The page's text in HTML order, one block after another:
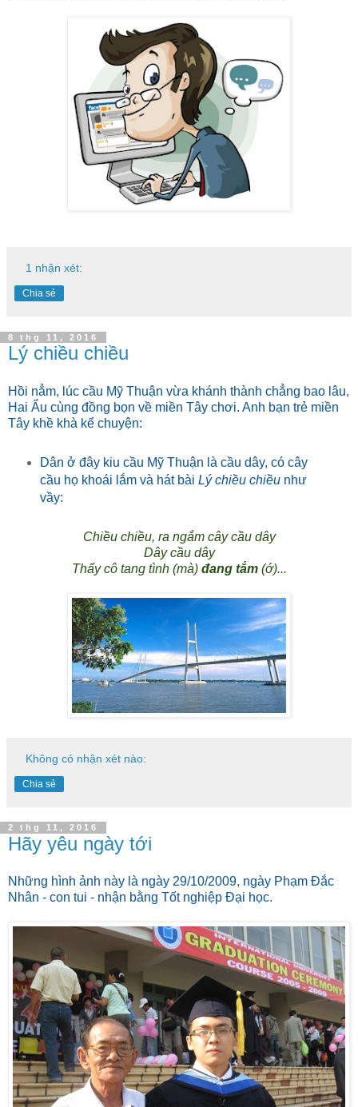
1 nhận xét:
Chia sẻ
8 thg 11, 2016
Lý chiều chiều
Hồi nẳm, lúc cầu Mỹ Thuận vừa khánh thành chẳng bao lâu,
Hai Ẩu cùng đồng bọn về miền Tây chơi. Anh bạn trẻ miền
Tây khề khà kể chuyện:
Dân ở đây kiu cầu Mỹ Thuận là cầu dây, có cây
cầu họ khoái lắm và hát bài Lý chiều chiềunhư
vầy:
Chiều chiều, ra ngắm cây cầu dây
Dây cầu dây
Thấy cô tang tình (mà) đang tắm(ớ)...
Không có nhận xét nào:
Chia sẻ
2 thg 11, 2016
Hãy yêu ngày tới
Những hình ảnh này là ngày 29/10/2009, ngày Phạm Đắc
Nhân - con tui - nhận bằng Tốt nghiệp Đại học.